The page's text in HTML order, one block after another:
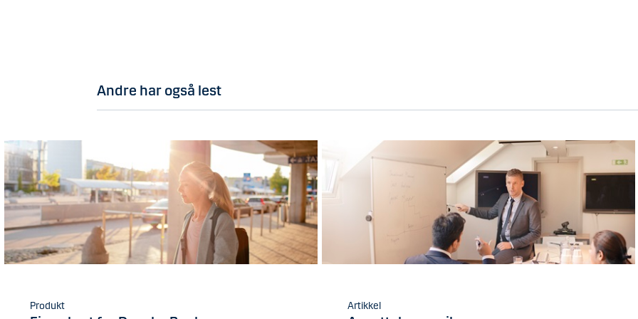
Andre har også lest
Produkt Artikkel